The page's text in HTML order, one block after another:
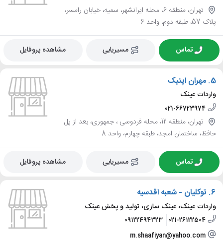
تهران، منطقه 6، محله ایرانشهر، سمیه، خیابان رامسر،
پلاک 57، طبقه دوم، واحد 6
تماس مسیریابی مشاهده پروفایل
5. مهران اپتیک
واردات عینک
021-66723974
تهران، منطقه 12، محله فردوسی ، جمهوری، بعد از پل
حافظ، ساختمان امجد، طبقه چهارم، واحد 8
تماس مسیریابی مشاهده پروفایل
6. توکلیان - شعبه اقدسیه
واردات عینک، عینک سازی، تولید و پخش عینک
021-26122504
09122494323
m.shaafiyan@yahoo.com